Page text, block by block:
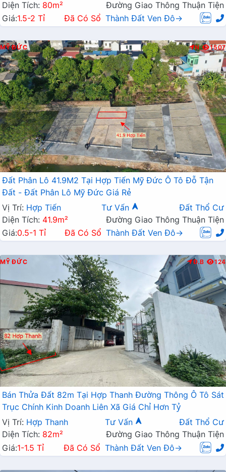
Diện Tích: 80m²
Đường Giao Thông Thuận Tiện
Giá:1.5-2 Tỉ Đã Có Sổ Thành Đất Ven Đô→
MỸ ĐỨC N 1507
Đất Phân Lô 41.9M2 Tại Hợp Tiến Mỹ Đức Ô Tô Đỗ Tận
Đất - Đất Phân Lô Mỹ Đức Giá Rẻ
Vị Trí: Hợp Tiến Tư Vấn
Đất Thổ Cư
Diện Tích: 41.9m²
Đường Giao Thông Thuận Tiện
Giá:0.5-1 Tỉ Đã Có Sổ Thành Đất Ven Đô→
MỸ ĐỨC Đ.B 124
Bán Thửa Đất 82m Tại Hợp Thanh Đường Thông Ô Tô Sát
Trục Chính Kinh Doanh Liên Xã Giá Chỉ Hơn Tỷ
Vị Trí: Hợp Thanh Tư Vấn
Đất Thổ Cư
Diện Tích: 82m²
Đường Giao Thông Thuận Tiện
Giá:1-1.5 Tỉ Đã Có Sổ Thành Đất Ven Đô→